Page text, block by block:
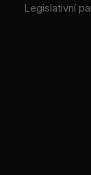
Legislativní